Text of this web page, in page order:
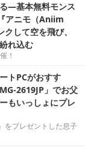
―基本無料モンス
アニモ（Aniim
して空を飛び、
れ込む
！
トPCがおすす
2619JP」でお父
もいっしょにプレ
をプレゼントした息子